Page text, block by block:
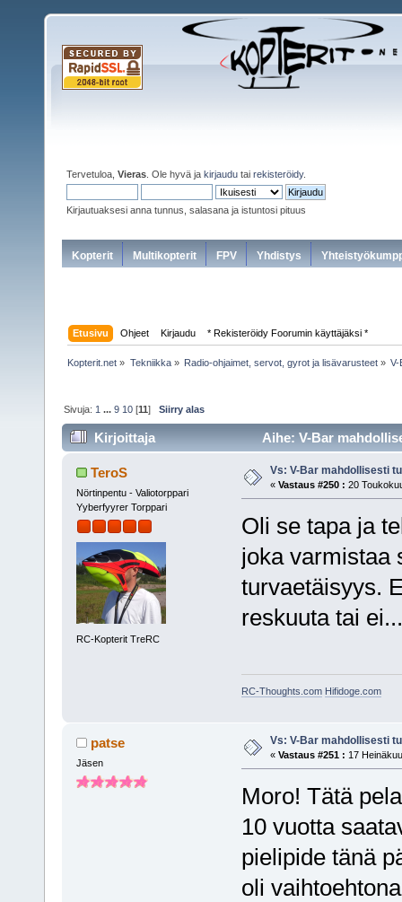
Tervetuloa, Vieras . Ole hyvä ja kirjaudu tai rekisteröidy.
Kirjautuaksesi anna tunnus, salasana ja istuntosi pituus
Kopterit Multikopterit FPV Yhdistys
Etusivu Ohjeet Kirjaudu * Rekisteröidy Foorumin käyttäjäksi *
Kopterit.net » Tekniikka» Radio-ohjaimet, servot, gyrot ja lisävarusteet» V-
Sivuja: 1 ...9 10 [11]Siirry alas
Kirjoittaja Aihe: V-Bar
TeroS
Nörtinpentu - Valiotorppari
Yyberfyyrer Torppari
RC-Kopterit TreRC
Vs: V-Bar mahdollisesti
« Vastaus #250 : 20
Oli se tapa ja
joka varmistaa
turvaetäisyys.
reskuuta tai ei...
RC-Thoughts.com Hifidoge.com
patse
Jäsen
Vs: V-Bar mahdollisesti
« Vastaus #251 : 17
Moro! Tätä
10 vuotta
pielipide tänä
oli